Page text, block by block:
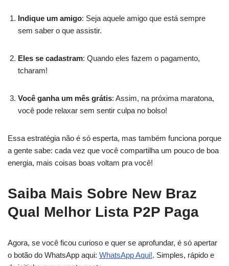
Indique um amigo: Seja aquele amigo que está sempre
sem saber o que assistir.
Eles se cadastram: Quando eles fazem o pagamento,
tcharam!
Você ganha um mês grátis: Assim, na próxima maratona,
você pode relaxar sem sentir culpa no bolso!
Essa estratégia não é só esperta, mas também funciona porque
a gente sabe: cada vez que você compartilha um pouco de boa
energia, mais coisas boas voltam pra você!
Saiba Mais Sobre New Braz
Qual Melhor Lista P2P Paga
Agora, se você ficou curioso e quer se aprofundar, é só apertar
o botão do WhatsApp aqui: WhatsApp Aqui!. Simples, rápido e